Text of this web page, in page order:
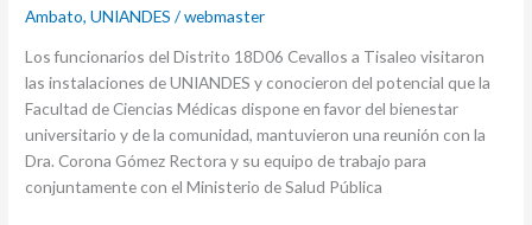
Ambato,UNIANDES /webmaster
Los funcionarios del Distrito 18D06 Cevallos a Tisaleo visitaron
las instalaciones de UNIANDES y conocieron del potencial que la
Facultad de Ciencias Médicas dispone en favor del bienestar
universitario y de la comunidad, mantuvieron una reunión con la
Dra. Corona Gómez Rectora y su equipo de trabajo para
conjuntamente con el Ministerio de Salud Pública